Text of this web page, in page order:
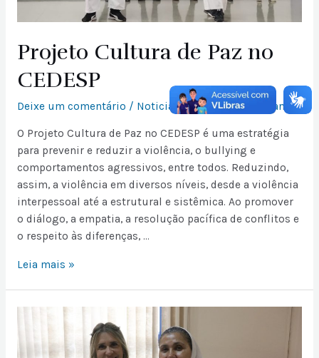
Projeto Cultura de Paz no
CEDESP
Deixe um comentário / Noticias/ Por Juliana Roman
O Projeto Cultura de Paz no CEDESP é uma estratégia
para prevenir e reduzir a violência, o bullying e
comportamentos agressivos, entre todos. Reduzindo,
assim, a violência em diversos níveis, desde a violência
interpessoal até a estrutural e sistêmica. Ao promover
o diálogo, a empatia, a resolução pacífica de conflitos e
o respeito às diferenças, …
Leia mais »